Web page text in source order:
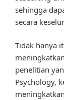
sehingga
secara
Tidak hanya
penelitian
Psychology,